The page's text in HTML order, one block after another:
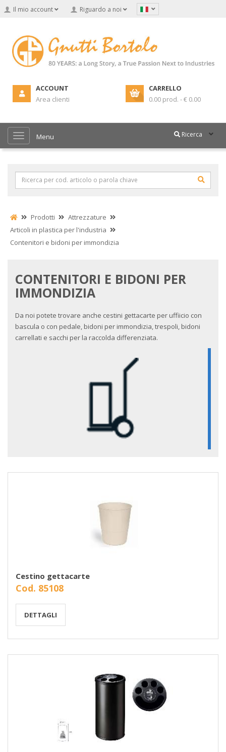
Il mio account Riguardo a noi
ACCOUNT
Area clienti
CARRELLO
0.00 prod. - € 0.00
Menu Ricerca
Prodotti
Attrezzature
Articoli in plastica per l'industria
Contenitori e bidoni per immondizia
CONTENITORI E BIDONI PER
IMMONDIZIA
Da noi potete trovare anche cestini gettacarte per uffiicio con
bascula o con pedale, bidoni per immondizia, trespoli, bidoni
carrellati e sacchi per la raccolda differenziata.
Cestino gettacarte
Cod. 85108
DETTAGLI